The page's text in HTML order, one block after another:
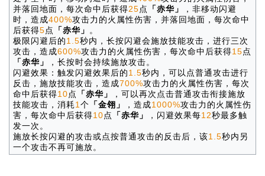
并落回地面，每次命中后获得25点 「赤华」
，非移动闪避
时，造成400%攻击力的火属性伤害，并落回地面，每次命中
后获得5点 「赤华」
。
极限闪避后的1.5秒内，长按闪避会施放技能攻击，进行三次
攻击，造成600%攻击力的火属性伤害，每次命中后获得15点
「赤华」
，长按时会持续施放攻击。
闪避效果：触发闪避效果后的1.5秒内，可以点普通攻击进行
反击，施放技能攻击，造成700%攻击力的火属性伤害，每次
命中后获得10点 「赤华」
，可以再次点击普通攻击衔接施放
技能攻击，消耗1 个 「金翎」 ，造成1000%攻击力的火属性伤
害，每次命中后获得10点 「赤华」 ，闪避效果每12秒最多触
发一次。
施放长按闪避的攻击或点按普通攻击的反击后，该1.5秒内另
一个攻击不再可施放。